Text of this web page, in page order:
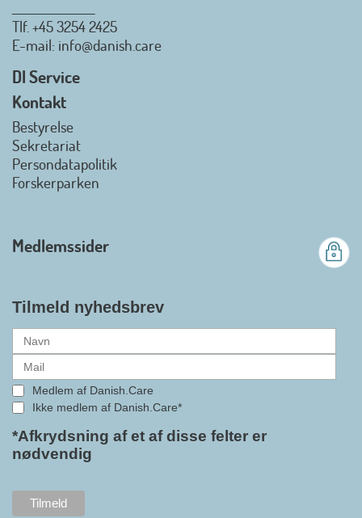
Danish.Care - Branchen for
hjælpemidler og
Danish.Care fra den 01. juli 2026
officielt kan kalde sig for
gennemslagskraft og skabe
hjælpemidler samt give
medlemmerne adgang til en
alle formaliteterne nu er på plads
i samarbejdet mellem
bestyrelsesleder i Danish.Care,
Claus Ipsen. Han betragter
fremtidssikring af Danish.Care,
som både er med til at styrke
Tlf.+45 3254 2425
E-mail: info@danish.care
DI Service
Kontakt
Bestyrelse
Sekretariat
Persondatapolitik
Forskerparken
Medlemssider
Tilmeld nyhedsbrev
Medlem af Danish.Care
Ikke medlem af Danish.Care*
*Afkrydsning af et af disse felter er
nødvendig